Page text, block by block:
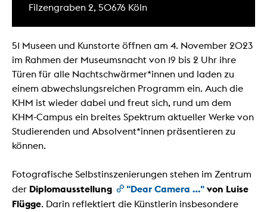
Filzengraben 2, 50676 Köln
51 Museen und Kunstorte öffnen am 4. November 2023
im Rahmen der Museumsnacht von 19 bis 2 Uhr ihre
Türen für alle Nachtschwärmer*innen und laden zu
einem abwechslungsreichen Programm ein. Auch die
KHM ist wieder dabei und freut sich, rund um dem
KHM-Campus ein breites Spektrum aktueller Werke von
Studierenden und Absolvent*innen präsentieren zu
können.
Fotografische Selbstinszenierungen stehen im Zentrum
der Diplomausstellung "Dear Camera …" von Luise
Flügge. Darin reflektiert die Künstlerin insbesondere